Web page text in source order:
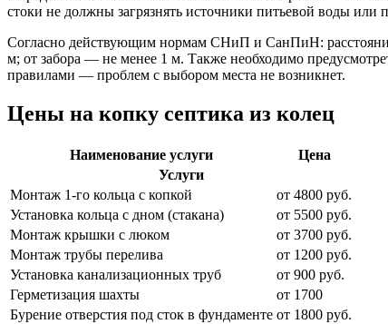
стоки не должны загрязнять источники питьевой воды или
Согласно действующим нормам СНиП и СанПиН:
м; от забора — не менее 1 м. Также необходимо
правилами — проблем с выбором места не возникнет.
Цены на копку септика из колец
Наименование услуги
Цена
Услуги
Монтаж 1-го кольца с копкой
от 4800 руб.
Установка кольца с дном (стакана)
от 5500 руб.
Монтаж крышки с люком
от 3700 руб.
Монтаж трубы перелива
от 1200 руб.
Установка канализационных труб
от 900 руб.
Герметизация шахты
от 1700
Бурение отверстия под сток в фундаменте от 1800 руб.